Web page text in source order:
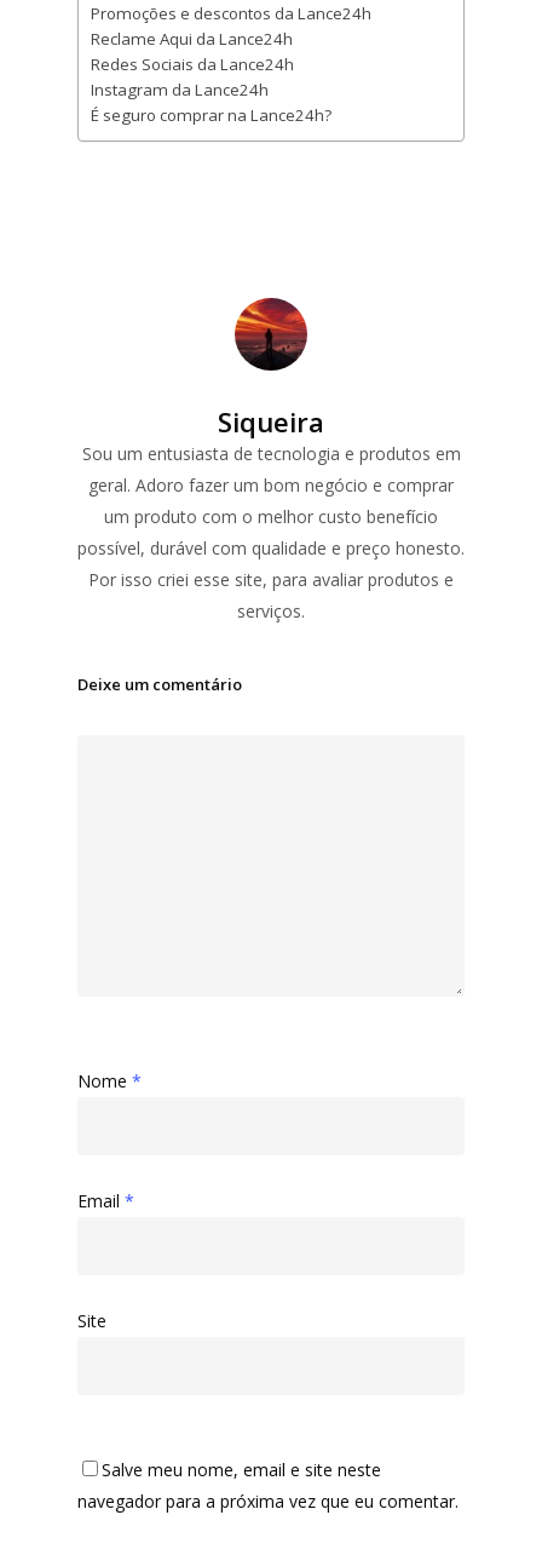
Promoções e descontos da Lance24h
Reclame Aqui da Lance24h
Redes Sociais da Lance24h
Instagram da Lance24h
É seguro comprar na Lance24h?
Siqueira
Sou um entusiasta de tecnologia e produtos em
geral. Adoro fazer um bom negócio e comprar
um produto com o melhor custo benefício
possível, durável com qualidade e preço honesto.
Por isso criei esse site, para avaliar produtos e
serviços.
Deixe um comentário
Nome *
Email *
Site
Salve meu nome, email e site neste
navegador para a próxima vez que eu comentar.